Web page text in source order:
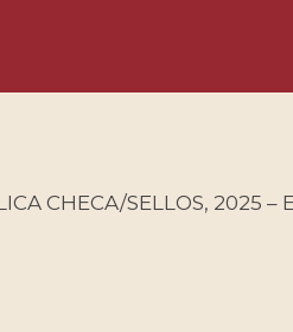
CHECA/SELLOS, 2025 –